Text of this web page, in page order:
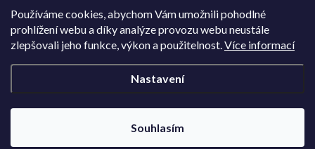
Používáme cookies, abychom Vám umožnili pohodlné
prohlížení webu a díky analýze provozu webu neustále
zlepšovali jeho funkce, výkon a použitelnost.Více informací
Nastavení
Souhlasím
Často hledáte
Pohání Shoptet
Navštivte také náš e-shop Goldstore.cz:zlaté náušnice,dětské
náušnice z bílého zlata